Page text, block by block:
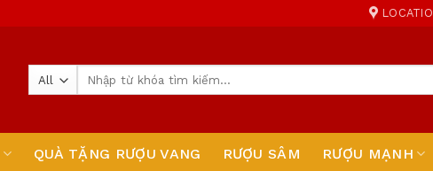
QUÀ TẶNG RƯỢU VANG RƯỢU SÂM RƯỢU MẠNH